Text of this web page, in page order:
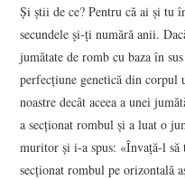
Şi ştii de ce? Pentru că ai şi tu
secundele şi-ţi numără anii.
jumătate de romb cu baza în
perfecţiune genetică din
noastre decât aceea a unei
a secţionat rombul şi a luat o
muritor şi i-a spus: «Învaţă-l să
secţionat rombul pe orizontală